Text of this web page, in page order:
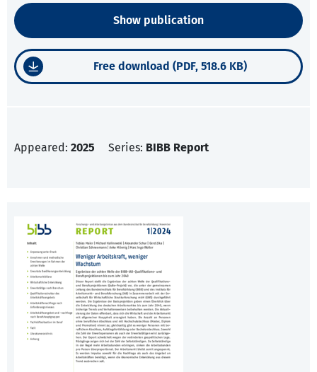
Show publication
Free download (PDF, 518.6 KB)
Appeared: 2025 Series: BIBB Report